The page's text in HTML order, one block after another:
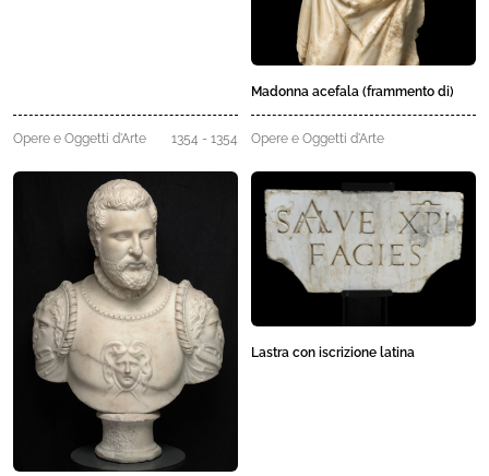
Opere e Oggetti d'Arte 1354 - 1354
Madonna acefala (frammento di)
Opere e Oggetti d'Arte
Lastra con iscrizione latina